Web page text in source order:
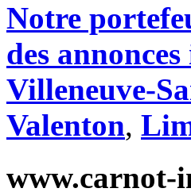
Notre
des
Villeneuve-
Valenton,
www.carnot-